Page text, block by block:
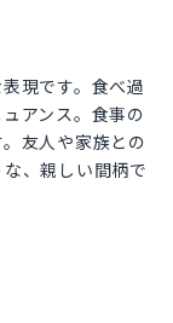
現です。食べ過
アンス。食事の
友人や家族との
、親しい間柄で